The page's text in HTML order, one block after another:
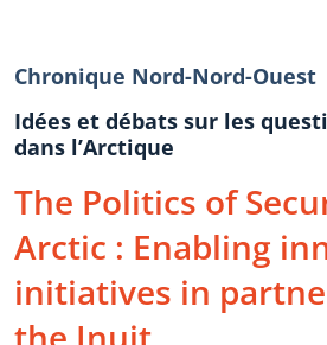
Chronique Nord-Nord-Ouest
Idées et débats sur les
dans l’Arctique
The Politics of
Arctic : Enabling
initiatives in